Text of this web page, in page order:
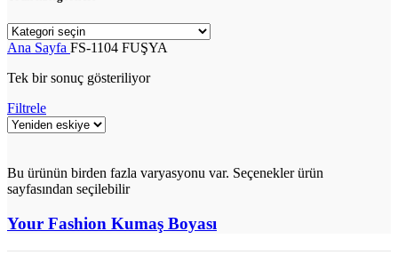
Ana Sayfa FS-1104 FUŞYA
Tek bir sonuç gösteriliyor
Filtrele
Bu ürünün birden fazla varyasyonu var. Seçenekler ürün
sayfasından seçilebilir
Your Fashion Kumaş Boyası